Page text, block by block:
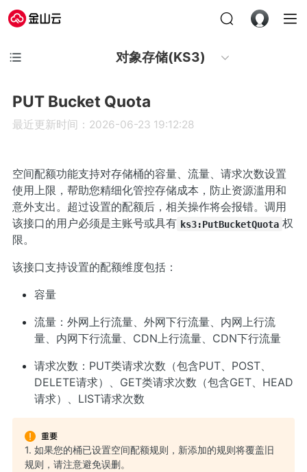
对象存储(KS3)
PUT Bucket Quota
最近更新时间：2026-06-23 19:12:28
空间配额功能支持对存储桶的容量、流量、请求次数设置
使用上限，帮助您精细化管控存储成本，防止资源滥用和
意外支出。超过设置的配额后，相关操作将会报错。调用
该接口的用户必须是主账号或具有 ks3:PutBucketQuota 权
限。
该接口支持设置的配额维度包括：
容量
流量：外网上行流量、外网下行流量、内网上行流
量、内网下行流量、CDN上行流量、CDN下行流量
请求次数：PUT类请求次数（包含PUT、POST、
DELETE请求）、GET类请求次数（包含GET、HEAD
请求）、LIST请求次数
1. 如果您的桶已设置空间配额规则，新添加的规则将覆盖旧
规则，请注意避免误删。